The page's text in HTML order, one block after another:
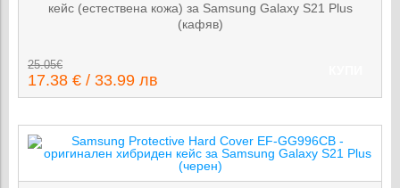
кейс (естествена кожа) за Samsung Galaxy S21 Plus
(кафяв)
25.05€
17.38 € / 33.99 лв